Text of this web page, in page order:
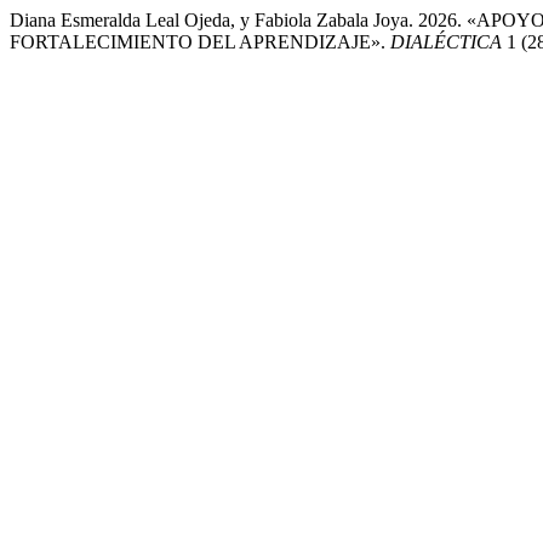
Diana Esmeralda Leal Ojeda, y Fabiola Zabala Joya. 2026.
FORTALECIMIENTO DEL APRENDIZAJE». DIALÉCTICA 1